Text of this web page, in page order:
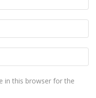
in this browser for the